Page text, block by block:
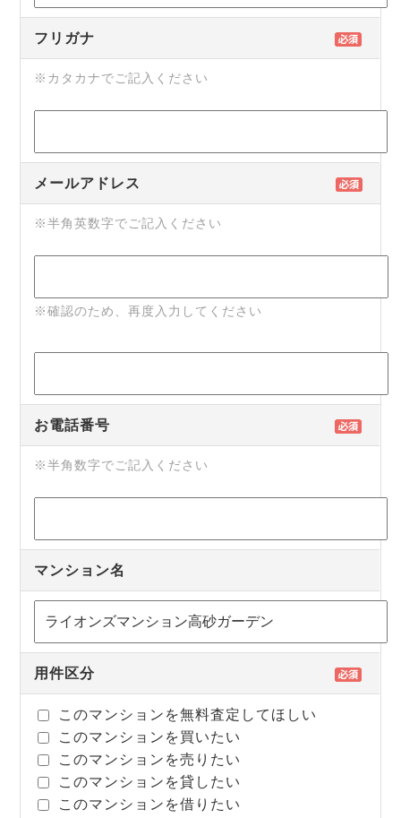
フリガナ
※カタカナでご記入ください
メールアドレス
※半角英数字でご記入ください
※確認のため、再度入力してください
お電話番号
※半角数字でご記入ください
マンション名
用件区分
このマンションを無料査定してほしい
このマンションを買いたい
このマンションを売りたい
このマンションを貸したい
このマンションを借りたい